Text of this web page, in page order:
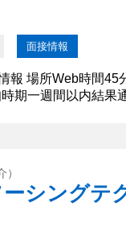
面接情報
報 場所Web時間45
期一週間以内結果
学び、多岐にわたる
た、優れたコミュニ
意見...
シングテ